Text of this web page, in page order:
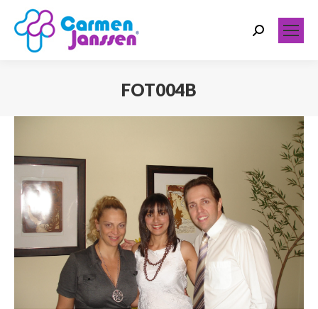
Search:
FOT004B